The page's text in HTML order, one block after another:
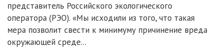
представитель Российского экологического
оператора (РЭО). «Мы исходили из того, что такая
мера позволит свести к минимуму причинение вреда
окружающей среде...